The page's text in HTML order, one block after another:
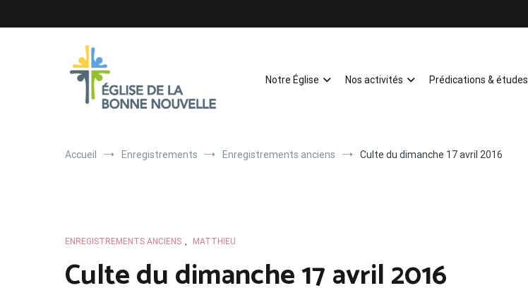
Notre Église Nos activités Prédications & études
Accueil Enregistrements Enregistrements anciens Culte du dimanche 17 avril 2016
ENREGISTREMENTS ANCIENS , MATTHIEU
Culte du dimanche 17 avril 2016